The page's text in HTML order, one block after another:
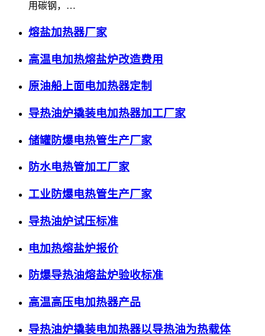
用碳钢，…
熔盐加热器厂家
高温电加热熔盐炉改造费用
原油船上面电加热器定制
导热油炉撬装电加热器加工厂家
储罐防爆电热管生产厂家
防水电热管加工厂家
工业防爆电热管生产厂家
导热油炉试压标准
电加热熔盐炉报价
防爆导热油熔盐炉验收标准
高温高压电加热器产品
导热油炉撬装电加热器以导热油为热载体